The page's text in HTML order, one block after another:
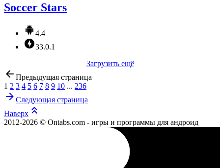
Soccer Stars
4.4
33.0.1
Загрузить ещё
Предыдущая страница
1 2 3 4 5 6 7 8 9 10 ... 236
Следующая страница
Наверх
2012-2026 © Ontabs.com - игры и программы для андроид